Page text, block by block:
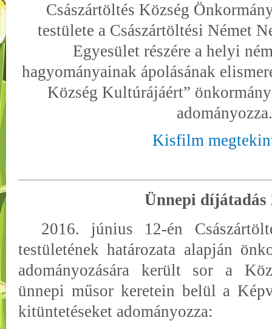
Császártöltés Község
testülete a Császártöltési Német
Egyesület részére a helyi
hagyományainak ápolásának
Község Kultúrájáért”
adományozza.
Kisfilm
Ünnepi díjátadás
2016. június 12-én
testületének határozata alapján
adományozására került sor a
ünnepi műsor keretein belül a
kitüntetéseket adományozza: